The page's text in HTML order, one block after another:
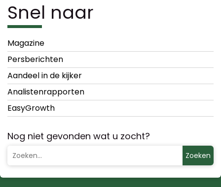
Snel naar
Magazine
Persberichten
Aandeel in de kijker
Analistenrapporten
EasyGrowth
Nog niet gevonden wat u zocht?
Zoeken